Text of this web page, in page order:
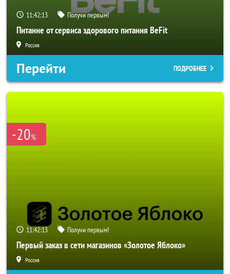
11:42:11 Получи первым!
Питание от сервиса здорового питания BeFit
Россия
Перейти ПОДРОБНЕЕ
-20%
11:42:11 Получи первым!
Первый заказ в сети магазинов «Золотое Яблоко»
Россия